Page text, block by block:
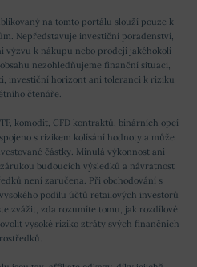
na tomto portálu slouží pouze k
Nepředstavuje investiční poradenství,
výzvu k nákupu nebo prodeji jakéhokoli
nezohledňujeme finanční situaci,
investiční horizont ani toleranci k riziku
čtenáře.
komodit, CFD kontraktů, binárních opcí
s rizikem kolísání hodnoty a může
částky. Minulá výkonnost ani
budoucích výsledků a návratnost
není zaručena. Při obchodování s
podílu účtů retailových investorů
zvážit, zda rozumíte tomu, jak rozdílové
vysoké riziko ztráty svých finančních